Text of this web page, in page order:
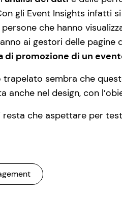
gli Event Insights infatti
che hanno
ai gestori delle pagine
di promozione di un
trapelato sembra che
anche nel design, con
resta che aspettare per